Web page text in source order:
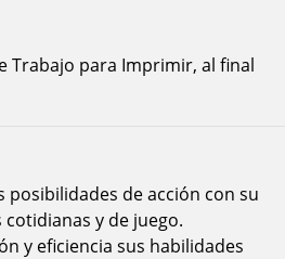
Trabajo para Imprimir, al final
posibilidades de acción con su
y de juego.
y eficiencia sus habilidades